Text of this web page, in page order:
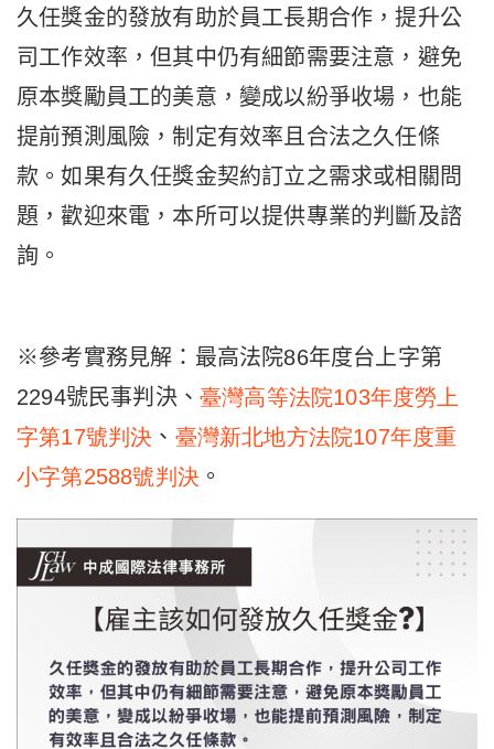
久任獎金的發放有助於員工長期合作，提升公
司工作效率，但其中仍有細節需要注意，避免
原本獎勵員工的美意，變成以紛爭收場，也能
提前預測風險，制定有效率且合法之久任條
款。如果有久任獎金契約訂立之需求或相關問
題，歡迎來電，本所可以提供專業的判斷及諮
詢。
※參考實務見解：最高法院86年度台上字第
2294號民事判決、 臺灣高等法院103年度勞上
字第17號判決 、 臺灣新北地方法院107年度重
小字第2588號判決 。